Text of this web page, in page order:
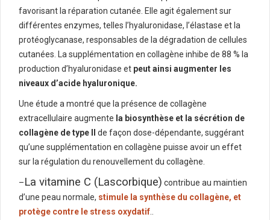
favorisant la réparation cutanée. Elle agit également sur
différentes enzymes, telles l’hyaluronidase, l’élastase et la
protéoglycanase, responsables de la dégradation de cellules
cutanées. La supplémentation en collagène inhibe de 88 % la
production d’hyaluronidase et peut ainsi augmenter les
niveaux d’acide hyaluronique.
Une étude a montré que la présence de collagène
extracellulaire augmente la biosynthèse et la sécrétion de
collagène de type II de façon dose-dépendante, suggérant
qu’une supplémentation en collagène puisse avoir un effet
sur la régulation du renouvellement du collagène.
–La vitamine C (Lascorbique) contribue au maintien
d’une peau normale, stimule la synthèse du collagène, et
protège contre le stress oxydatif